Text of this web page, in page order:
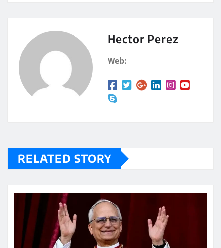
A
p
rt
Hector Perez
Web:
RELATED STORY